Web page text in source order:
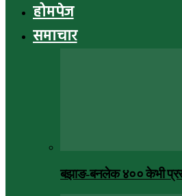
होमपेज
समाचार
बझाङ-बनलेक ४०० केभी